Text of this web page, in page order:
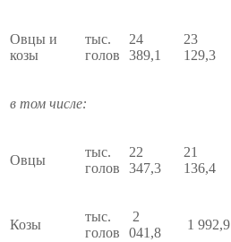
Овцы и
козы
тыс.
голов
24
389,1
23
129,3
в том числе:
Овцы
тыс.
голов
22
347,3
21
136,4
Козы
тыс.
голов
2
041,8
1 992,9